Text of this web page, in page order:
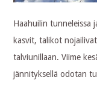
Haahuilin tunneleissa
kasvit, talikot
talviunillaan. Viime
jännityksellä odotan